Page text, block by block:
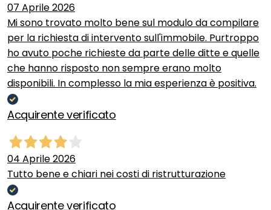
07 Aprile 2026
Mi sono trovato molto bene sul modulo da compilare
per la richiesta di intervento sull'immobile. Purtroppo
ho avuto poche richieste da parte delle ditte e quelle
che hanno risposto non sempre erano molto
disponibili. In complesso la mia esperienza è positiva.
Acquirente verificato
04 Aprile 2026
Tutto bene e chiari nei costi di ristrutturazione
Acquirente verificato